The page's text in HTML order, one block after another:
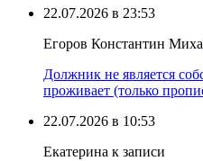
22.07.2026 в 23:53
Егоров Константин
Должник не является
проживает (только
22.07.2026 в 10:53
Екатерина к записи